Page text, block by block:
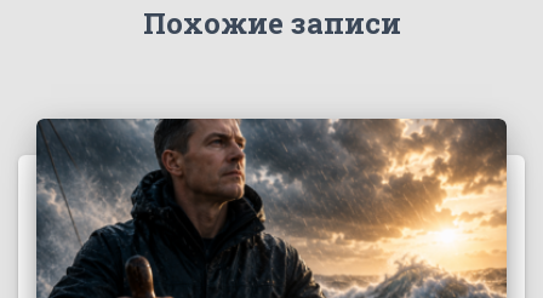
Похожие записи